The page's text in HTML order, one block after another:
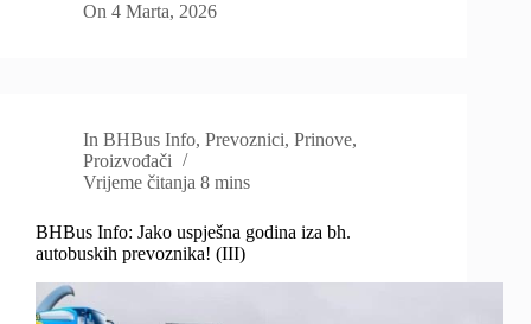
On 4 Marta, 2026
In BHBus Info,Prevoznici,Prinove,
Proizvođači
Vrijeme čitanja 8 mins
BHBus Info: Jako uspješna godina iza bh.
autobuskih prevoznika! (III)